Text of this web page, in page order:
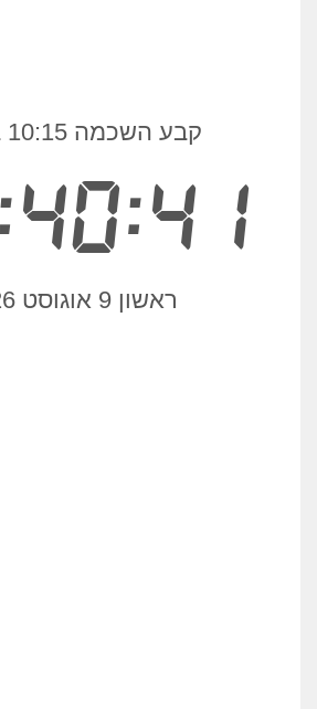
קבע השכמה 10:15 בבוקר
ראשון 9 אוגוסט 2026